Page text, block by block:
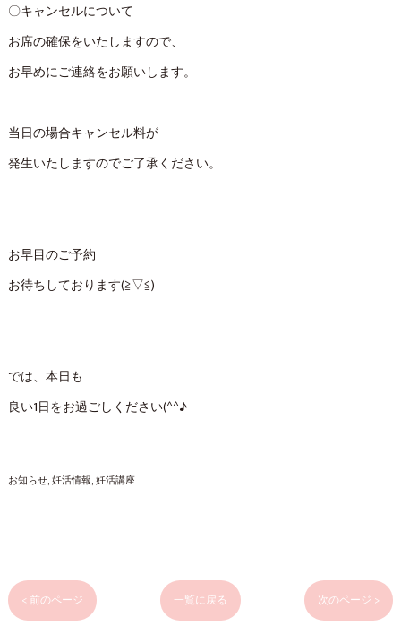
〇キャンセルについて
お席の確保をいたしますので、
お早めにご連絡をお願いします。
当日の場合キャンセル料が
発生いたしますのでご了承ください。
お早目のご予約
お待ちしております(≧▽≦)
では、本日も
良い1日をお過ごしください(^^♪
お知らせ 妊活情報 妊活講座
< 前のページ 一覧に戻る 次のページ >